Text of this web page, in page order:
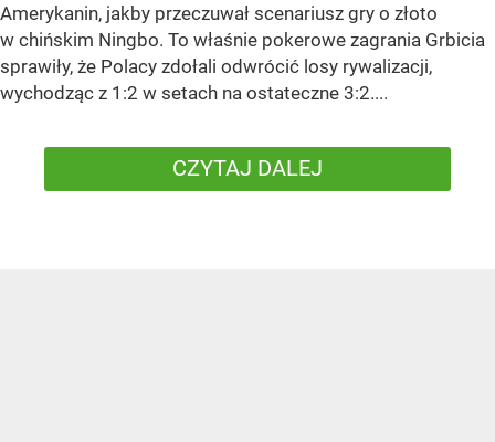
Amerykanin, jakby przeczuwał scenariusz gry o złoto
w chińskim Ningbo. To właśnie pokerowe zagrania Grbicia
sprawiły, że Polacy zdołali odwrócić losy rywalizacji,
wychodząc z 1:2 w setach na ostateczne 3:2....
CZYTAJ DALEJ